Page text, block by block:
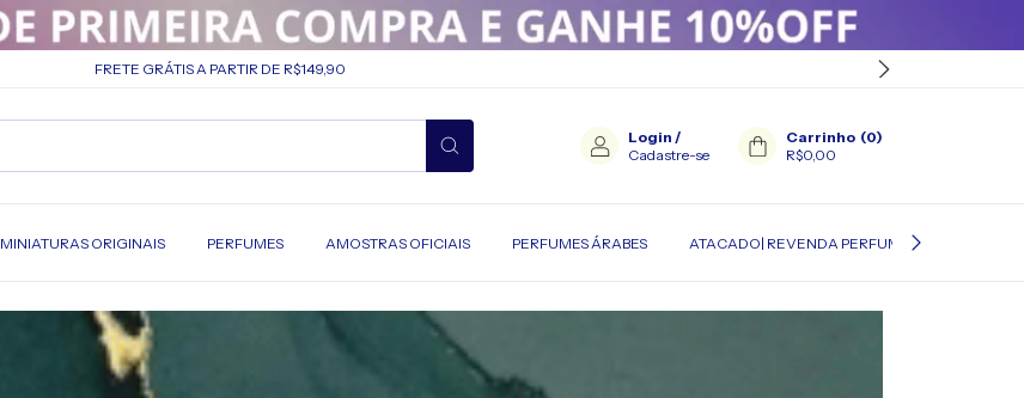
FRETE GRÁTIS A PARTIR DE R$149,90
Login /
Cadastre-se
Carrinho (0)
R$0,00
MINIATURAS ORIGINAIS PERFUMES AMOSTRAS OFICIAIS PERFUMES ÁRABES ATACADO| REVENDA PERFUMES IMPORTADOS